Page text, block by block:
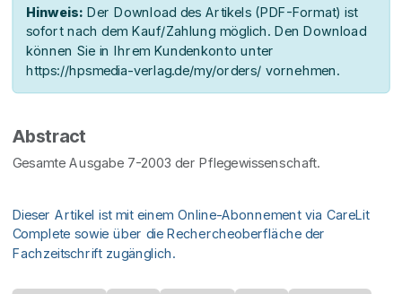
Hinweis: Der Download des Artikels (PDF-Format) ist
sofort nach dem Kauf/Zahlung möglich. Den Download
können Sie in Ihrem Kundenkonto unter
https://hpsmedia-verlag.de/my/orders/ vornehmen.
Abstract
Gesamte Ausgabe 7-2003 der Pflegewissenschaft.
Dieser Artikel ist mit einem Online-Abonnement via CareLit
Complete sowie über die Rechercheoberfläche der
Fachzeitschrift zugänglich.